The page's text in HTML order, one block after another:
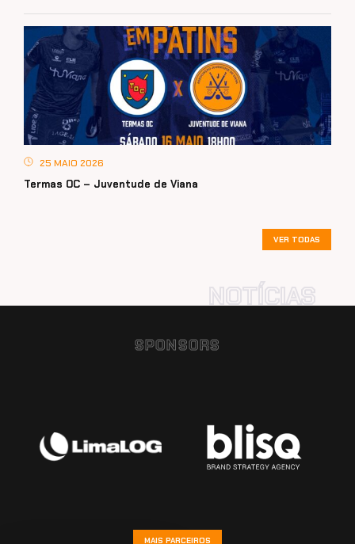
25 MAIO 2026
Termas OC – Juventude de Viana
VER TODAS
SPONSORS
MAIS PARCEIROS